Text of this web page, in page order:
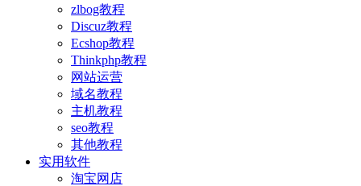
zlbog教程
Discuz教程
Ecshop教程
Thinkphp教程
网站运营
域名教程
主机教程
seo教程
其他教程
实用软件
淘宝网店